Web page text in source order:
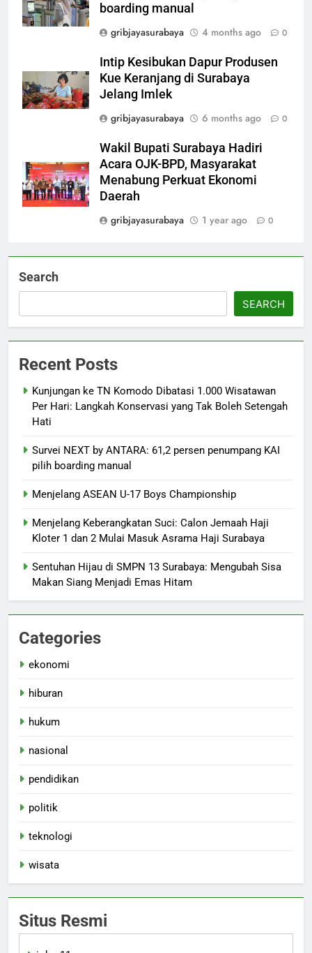
boarding manual
gribjayasurabaya
4 months ago 0
Intip Kesibukan Dapur Produsen
Kue Keranjang di Surabaya
Jelang Imlek
gribjayasurabaya
6 months ago 0
Wakil Bupati Surabaya Hadiri
Acara OJK-BPD, Masyarakat
Menabung Perkuat Ekonomi
Daerah
gribjayasurabaya
1 year ago 0
Search
SEARCH
Recent Posts
Kunjungan ke TN Komodo Dibatasi 1.000 Wisatawan
Per Hari: Langkah Konservasi yang Tak Boleh Setengah
Hati
Survei NEXT by ANTARA: 61,2 persen penumpang KAI
pilih boarding manual
Menjelang ASEAN U-17 Boys Championship
Menjelang Keberangkatan Suci: Calon Jemaah Haji
Kloter 1 dan 2 Mulai Masuk Asrama Haji Surabaya
Sentuhan Hijau di SMPN 13 Surabaya: Mengubah Sisa
Makan Siang Menjadi Emas Hitam
Categories
ekonomi
hiburan
hukum
nasional
pendidikan
politik
teknologi
wisata
Situs Resmi